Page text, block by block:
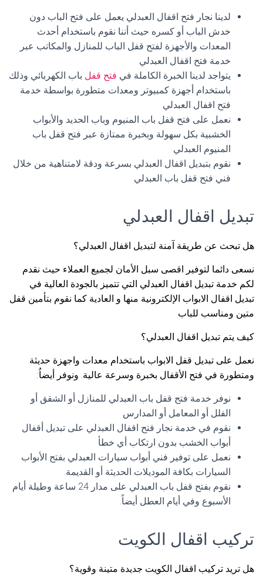
لدينا نجار فتح اقفال العبدلي يعمل على فتح الباب دون
خدش الباب أو كسره حيث أننا نقوم باستخدام أحدث
المعدات والأجهزة لفتح قفل الباب للمنازل والمكاتب عبر
خدمة فتح اقفال العبدلي
يتواجد لدينا الخبرة الكاملة في فتح قفل باب الكهربائي وذلك
باستخدام أجهزة كمبيوتر ومعدات متطورة بواسطة خدمة
فتح اقفال العبدلي
نعمل على فتح قفل باب المنيوم وباب الحديد والأبواب
الخشبية بكل سهولة وبخبرة ممتازة عبر فتح قفل باب
المنيوم العبدلي
نقوم بتبديل اقفال العبدلي بسرعة ودقة لامتناهية من خلال
فني فتح قفل باب العبدلي
تبديل اقفال العبدلي
هل تبحث عن طريقة آمنة لتبديل اقفال العبدلي؟
نسعى دائما لتوفير اقصى سبل الأمان لجميع العملاء حيث نقدم
لكم خدمة تبديل اقفال العبدلي التي تتميز بالجودة العالية في
تبديل اقفال الابواب الإلكترونية منها و العادية كما نقوم بتأمين قفل
متين ومناسب للباب
كيف يتم تبديل اقفال العبدلي؟
نعمل على تبديل قفل الابواب باستخدام معدات واجهزة حديثة
ومتطورة في فتح الأقفال بخبرة وسرعة عالية. ونوفر أيضاُ:
نوفر خدمة فتح قفل باب العبدلي للمنازل أو الشقق أو
الفلل أو المعامل أو المدارس
نقوم في خدمة نجار فتح اقفال العبدلي على تبديل أقفال
أبواب الخشب بدون ارتكاب أي خطأ
نعمل على توفير فني أبواب سيارات العبدلي بفتح الأبواب
السيارات بكافة الموديلات الحديثة أو القديمة.
نقوم بفتح قفل باب العبدلي على مدار 24 ساعة وطيلة أيام
الأسبوع وفي أيام العطل أيضاً.
تركيب اقفال الكويت
هل تريد تركيب اقفال الكويت جديدة متينة وقوية؟